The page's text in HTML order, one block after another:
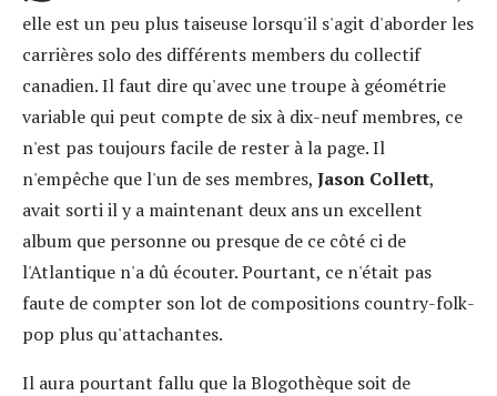
elle est un peu plus taiseuse lorsqu'il s'agit d'aborder les
carrières solo des différents members du collectif
canadien. Il faut dire qu'avec une troupe à géométrie
variable qui peut compte de six à dix-neuf membres, ce
n'est pas toujours facile de rester à la page. Il
n'empêche que l'un de ses membres, Jason Collett,
avait sorti il y a maintenant deux ans un excellent
album que personne ou presque de ce côté ci de
l'Atlantique n'a dû écouter. Pourtant, ce n'était pas
faute de compter son lot de compositions country-folk-
pop plus qu'attachantes.
Il aura pourtant fallu que la Blogothèque soit de